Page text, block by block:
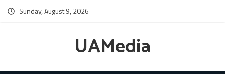
Sunday, August 9, 2026
UAMedia